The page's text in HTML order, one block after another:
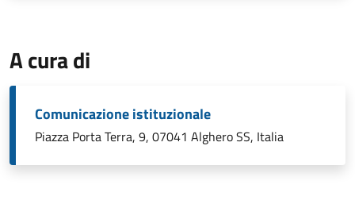
A cura di
Comunicazione istituzionale
Piazza Porta Terra, 9, 07041 Alghero SS, Italia